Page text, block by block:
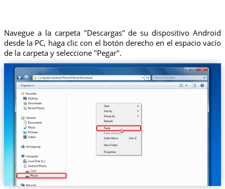
Navegue a la carpeta "Descargas" de su dispositivo Android
desde la PC, haga clic con el botón derecho en el espacio vacío
de la carpeta y seleccione "Pegar".